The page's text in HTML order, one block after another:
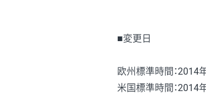
■変更日
欧州標準時間：2014
米国標準時間：2014